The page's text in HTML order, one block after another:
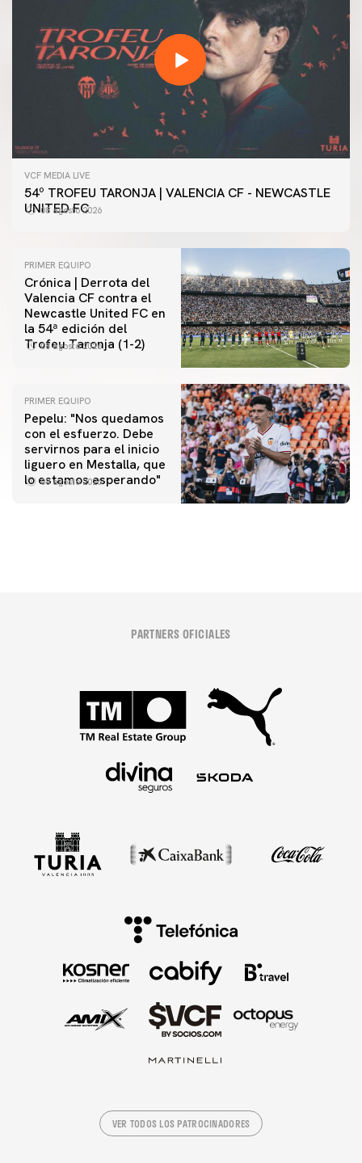
VCF MEDIA LIVE
54º TROFEU TARONJA | VALENCIA CF - NEWCASTLE
UNITED FC
08 agosto 2026
PRIMER EQUIPO
Crónica | Derrota del
Valencia CF contra el
Newcastle United FC en
la 54ª edición del
Trofeu Taronja (1-2)
08 agosto 2026
PRIMER EQUIPO
Pepelu: "Nos quedamos
con el esfuerzo. Debe
servirnos para el inicio
liguero en Mestalla, que
lo estamos esperando"
08 agosto 2026
PRIMER EQUIPO
Las fotos del Valencia CF-Newcastle United FC
PARTNERS OFICIALES
VER TODOS LOS PATROCINADORES